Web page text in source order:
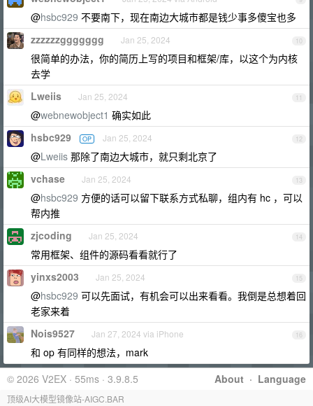
@hsbc929 不要南下，现在南边大城市都是钱少事多傻宝也多
10
zzzzzzggggggg Jan 25, 2024
很简单的办法，你的简历上写的项目和框架/库，以这个为内核
去学
11
Lweiis Jan 25, 2024
@webnewobject1 确实如此
12
hsbc929 OP Jan 25, 2024
@Lweiis 那除了南边大城市，就只剩北京了
13
vchase Jan 25, 2024
@hsbc929 方便的话可以留下联系方式私聊，组内有 hc ，可以
帮内推
14
zjcoding Jan 25, 2024
常用框架、组件的源码看看就行了
15
yinxs2003 Jan 25, 2024
@hsbc929 可以先面试，有机会可以出来看看。我倒是总想着回
老家来着
16
Nois9527 Jan 27, 2024 via iPhone
和 op 有同样的想法，mark
About · Language
© 2026 V2EX · 55ms · 3.9.8.5
顶级AI大模型镜像站-AIGC.BAR